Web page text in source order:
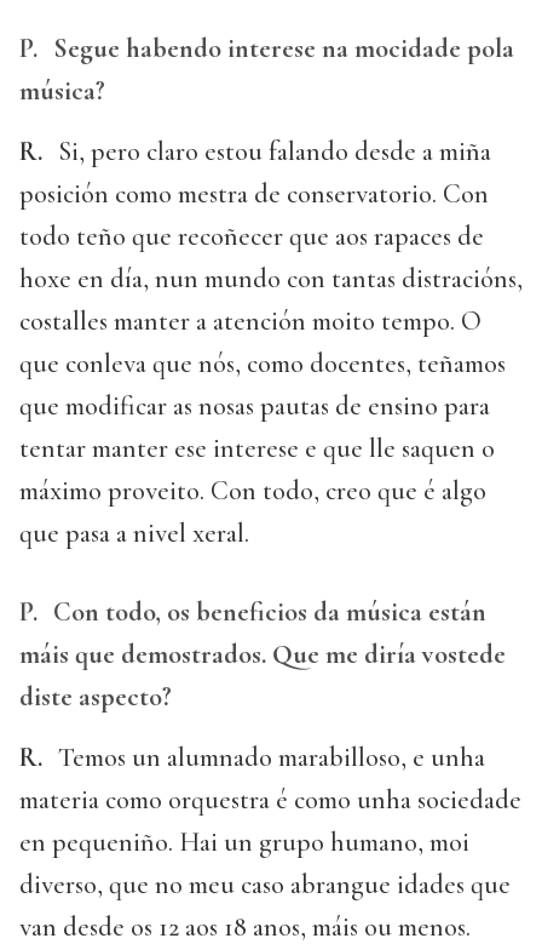
P. Segue habendo interese na mocidade pola
música?
R. Si, pero claro estou falando desde a miña
posición como mestra de conservatorio. Con
todo teño que recoñecer que aos rapaces de
hoxe en día, nun mundo con tantas distracións,
costalles manter a atención moito tempo. O
que conleva que nós, como docentes, teñamos
que modificar as nosas pautas de ensino para
tentar manter ese interese e que lle saquen o
máximo proveito. Con todo, creo que é algo
que pasa a nivel xeral.
P. Con todo, os beneficios da música están
máis que demostrados. Que me diría vostede
diste aspecto?
R. Temos un alumnado marabilloso, e unha
materia como orquestra é como unha sociedade
en pequeniño. Hai un grupo humano, moi
diverso, que no meu caso abrangue idades que
van desde os 12 aos 18 anos, máis ou menos.